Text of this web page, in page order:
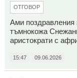
ОТГОВОР
Ами поздравления
тъмнокожа
аристократи с
15:47 09.06.2026